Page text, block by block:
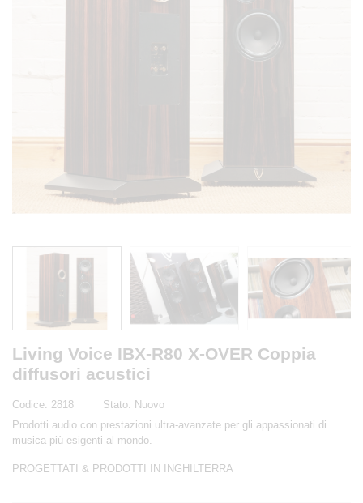
Living Voice IBX-R80 X-OVER Coppia
diffusori acustici
Codice: 2818 Stato: Nuovo
Prodotti audio con prestazioni ultra-avanzate per gli appassionati di
musica più esigenti al mondo.
PROGETTATI & PRODOTTI IN INGHILTERRA